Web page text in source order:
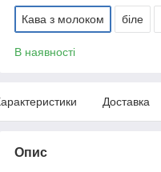
Кава з молоком біле
В наявності
Доставка
Опис